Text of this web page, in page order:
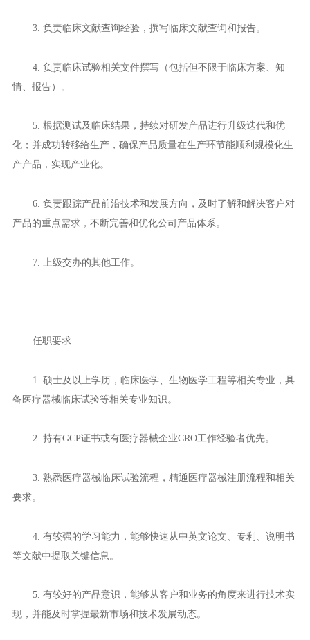
3. 负责临床文献查询经验，撰写临床文献查询和报告。
4. 负责临床试验相关文件撰写（包括但不限于临床方案、知
情、报告）。
5. 根据测试及临床结果，持续对研发产品进行升级迭代和优
化；并成功转移给生产，确保产品质量在生产环节能顺利规模化生
产产品，实现产业化。
6. 负责跟踪产品前沿技术和发展方向，及时了解和解决客户对
产品的重点需求，不断完善和优化公司产品体系。
7. 上级交办的其他工作。
任职要求
1. 硕士及以上学历，临床医学、生物医学工程等相关专业，具
备医疗器械临床试验等相关专业知识。
2. 持有GCP证书或有医疗器械企业CRO工作经验者优先。
3. 熟悉医疗器械临床试验流程，精通医疗器械注册流程和相关
要求。
4. 有较强的学习能力，能够快速从中英文论文、专利、说明书
等文献中提取关键信息。
5. 有较好的产品意识，能够从客户和业务的角度来进行技术实
现，并能及时掌握最新市场和技术发展动态。